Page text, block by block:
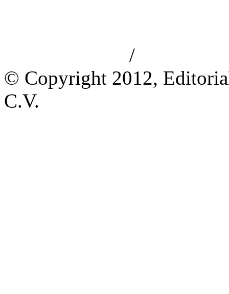
/
© Copyright 2012,
C.V.